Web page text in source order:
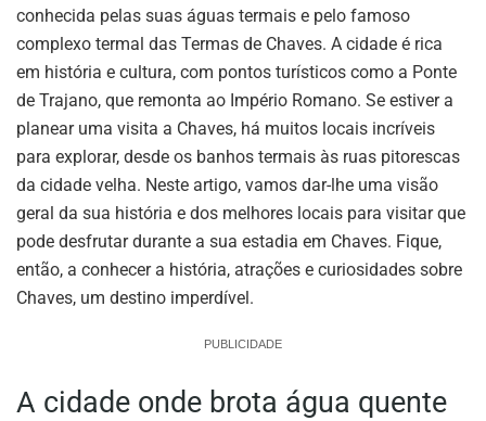
conhecida pelas suas águas termais e pelo famoso
complexo termal das Termas de Chaves. A cidade é rica
em história e cultura, com pontos turísticos como a Ponte
de Trajano, que remonta ao Império Romano. Se estiver a
planear uma visita a Chaves, há muitos locais incríveis
para explorar, desde os banhos termais às ruas pitorescas
da cidade velha. Neste artigo, vamos dar-lhe uma visão
geral da sua história e dos melhores locais para visitar que
pode desfrutar durante a sua estadia em Chaves. Fique,
então, a conhecer a história, atrações e curiosidades sobre
Chaves, um destino imperdível.
PUBLICIDADE
A cidade onde brota água quente